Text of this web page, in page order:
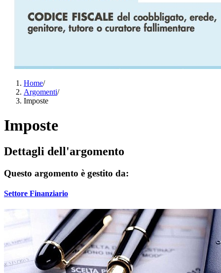
Home/
Argomenti/
Imposte
Imposte
Dettagli dell'argomento
Questo argomento è gestito da:
Settore Finanziario